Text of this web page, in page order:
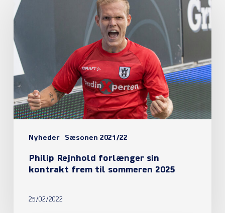
Nyheder Sæsonen 2021/22
Rejnhold
sin
kontrakt
frem
til
sommeren
Philip Rejnhold forlænger sin
kontrakt frem til sommeren 2025
25/02/2022